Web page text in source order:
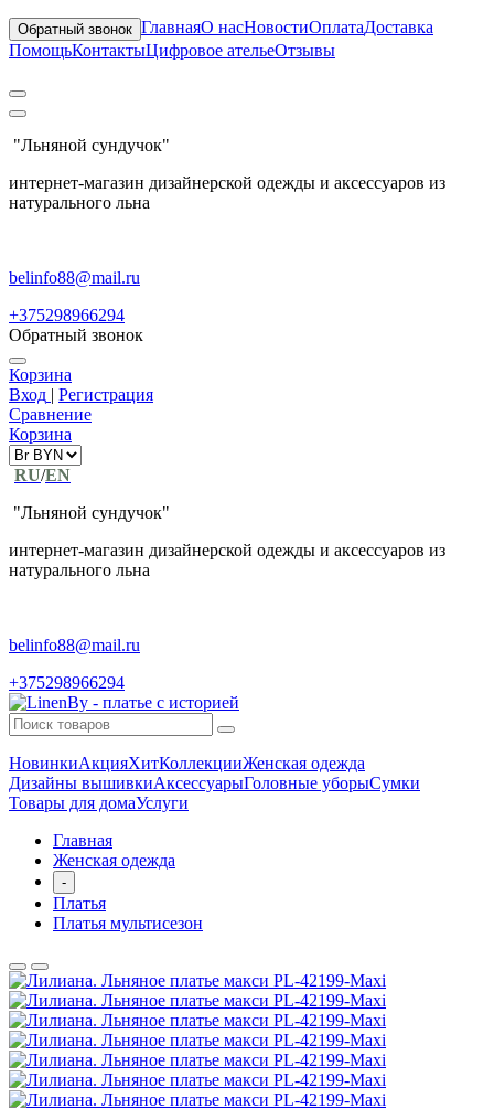
Обратный звонок ГлавнаяО насНовостиОплатаДоставка
ПомощьКонтактыЦифровое ательеОтзывы
"Льняной сундучок"
интернет-магазин дизайнерской одежды и аксессуаров из
натурального льна
belinfo88@mail.ru
+375298966294
Обратный звонок
Корзина
Вход | Регистрация
Сравнение
Корзина
RU/EN
"Льняной сундучок"
интернет-магазин дизайнерской одежды и аксессуаров из
натурального льна
belinfo88@mail.ru
+375298966294
НовинкиАкцияХитКоллекцииЖенская одежда
Дизайны вышивкиАксессуарыГоловные уборыСумки
Товары для домаУслуги
Главная
Женская одежда
-
Платья
Платья мультисезон